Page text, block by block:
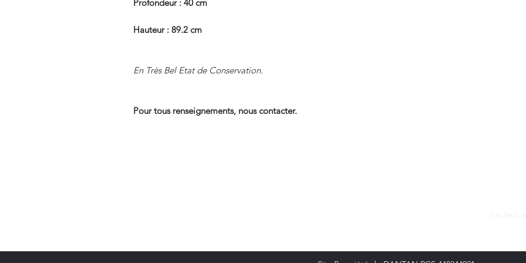
Profondeur : 40 cm
Hauteur : 89.2 cm
En Très Bel Etat de Conservation.
Pour tous renseignements, nous contacter.